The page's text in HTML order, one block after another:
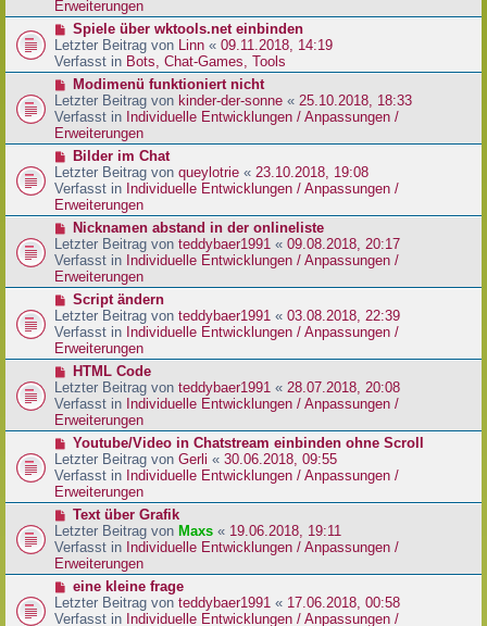
a
g
i
r
a
g
e
r
B
e
i
r
a
g
Erweiterungen
N
e
u
e
r
B
e
i
r
a
g
Spiele über wktools.net einbinden
Letzter Beitrag von Linn « 09.11.2018, 14:19
Verfasst in Bots, Chat-Games, Tools
N
e
u
e
r
B
e
i
t
a
g
Modimenü funktioniert nicht
Letzter Beitrag von kinder-der-sonne « 25.10.2018, 18:33
Verfasst in Individuelle Entwicklungen / Anpassungen /
Erweiterungen
N
e
u
e
r
B
e
i
t
a
g
Bilder im Chat
Letzter Beitrag von queylotrie « 23.10.2018, 19:08
Verfasst in Individuelle Entwicklungen / Anpassungen /
Erweiterungen
N
e
u
e
r
B
e
i
t
a
g
Nicknamen abstand in der onlineliste
Letzter Beitrag von teddybaer1991 « 09.08.2018, 20:17
Verfasst in Individuelle Entwicklungen / Anpassungen /
Erweiterungen
N
e
u
e
r
B
e
i
t
a
g
Script ändern
Letzter Beitrag von teddybaer1991 « 03.08.2018, 22:39
Verfasst in Individuelle Entwicklungen / Anpassungen /
Erweiterungen
N
e
u
e
r
B
e
i
t
a
g
HTML Code
Letzter Beitrag von teddybaer1991 « 28.07.2018, 20:08
Verfasst in Individuelle Entwicklungen / Anpassungen /
Erweiterungen
N
e
u
e
r
B
e
i
t
a
g
Youtube/Video in Chatstream einbinden ohne Scroll
Letzter Beitrag von Gerli « 30.06.2018, 09:55
Verfasst in Individuelle Entwicklungen / Anpassungen /
Erweiterungen
N
e
u
e
r
B
e
Text über Grafik
Letzter Beitrag von Maxs « 19.06.2018, 19:11
Verfasst in Individuelle Entwicklungen / Anpassungen /
Erweiterungen
N
e
u
eine kleine frage
Letzter Beitrag von teddybaer1991 « 17.06.2018, 00:58
Verfasst in Individuelle Entwicklungen / Anpassungen /